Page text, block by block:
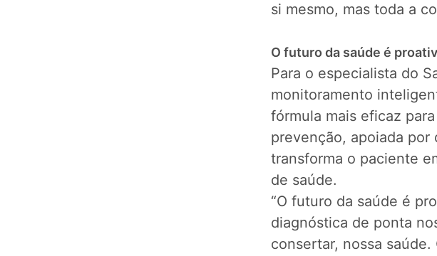
si mesmo, mas toda a
O futuro da saúde é
Para o especialista do
monitoramento
fórmula mais eficaz
prevenção, apoiada
transforma o paciente
de saúde.
“O futuro da saúde é
diagnóstica de ponta
consertar, nossa